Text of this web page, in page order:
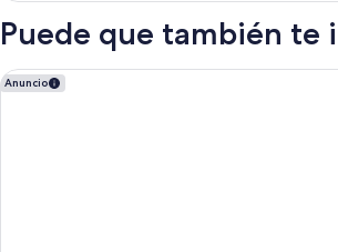
Puede que también te
Anuncio
Holiday Inn Express Bilbao by IHG